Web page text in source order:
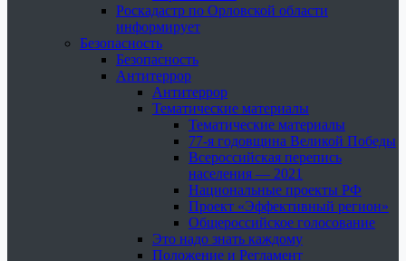
Роскадастр по Орловской области
информирует
Безопасность
Безопасность
Антитеррор
Антитеррор
Тематические материалы
Тематические материалы
77-я годовщина Великой Победы
Всероссийская перепись
населения — 2021
Национальные проекты РФ
Проект «Эффективный регион»
Общероссийское голосование
Это надо знать каждому
Положение и Регламент